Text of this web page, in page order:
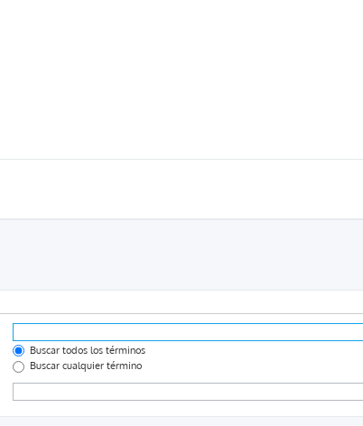
Buscar todos los términos
Buscar cualquier término